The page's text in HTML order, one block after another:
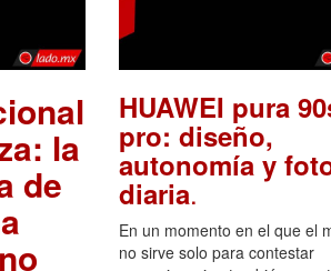
la
de
HUAWEI pura
pro: diseño,
autonomía y
diaria.
En un momento en el que el
no sirve solo para contestar